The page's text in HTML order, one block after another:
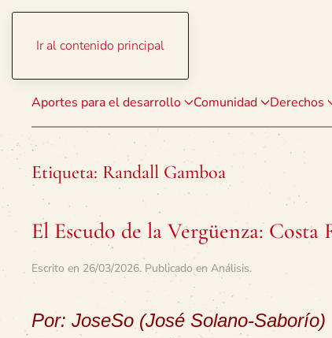
Ir al contenido principal
Aportes para el desarrollo Comunidad Derechos
Etiqueta: Randall Gamboa
El Escudo de la Vergüenza:
Escrito en 26/03/2026. Publicado en Análisis.
Por: JoseSo (José Solano-Saborío)